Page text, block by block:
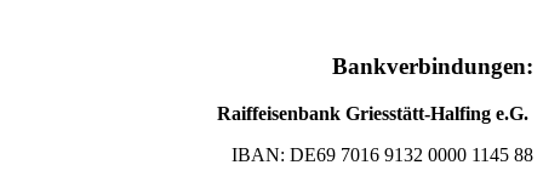
Bankverbindungen:
Raiffeisenbank Griesstätt-Halfing e.G.
IBAN: DE69 7016 9132 0000 1145 88